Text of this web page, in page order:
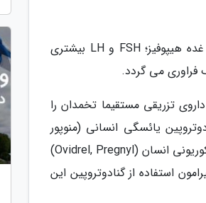
1 - کلومیفن سیترات (Clomiphene (Clomid.یک داروی خوراکی است که باعث می گردد غده هیپوفیز؛ FSH و LH بیشتری
فراوری می گردد.
تزریقی مستقیما تخمدان را
یائسگی انسانی (منوپور
hMG) و (FSH (Gonal-F, Follistim AQ, Bravelle است. گنادوتروپین دیگر، گونادوتروپین کوریونی انسان (Ovidrel, Pregnyl)
استفاده از گنادوتروپین این